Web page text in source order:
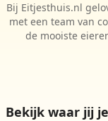
Bij Eitjesthuis.nl
met een team van
de mooiste
Bekijk waar jij